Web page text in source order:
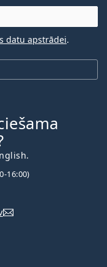
datu apstrādei.
16:00)